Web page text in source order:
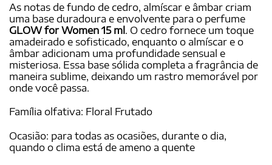
As notas de fundo de cedro, almíscar e âmbar criam
uma base duradoura e envolvente para o perfume
GLOW for Women 15 ml. O cedro fornece um toque
amadeirado e sofisticado, enquanto o almíscar e o
âmbar adicionam uma profundidade sensual e
misteriosa. Essa base sólida completa a fragrância de
maneira sublime, deixando um rastro memorável por
onde você passa.
Família olfativa: Floral Frutado
Ocasião: para todas as ocasiões, durante o dia,
quando o clima está de ameno a quente